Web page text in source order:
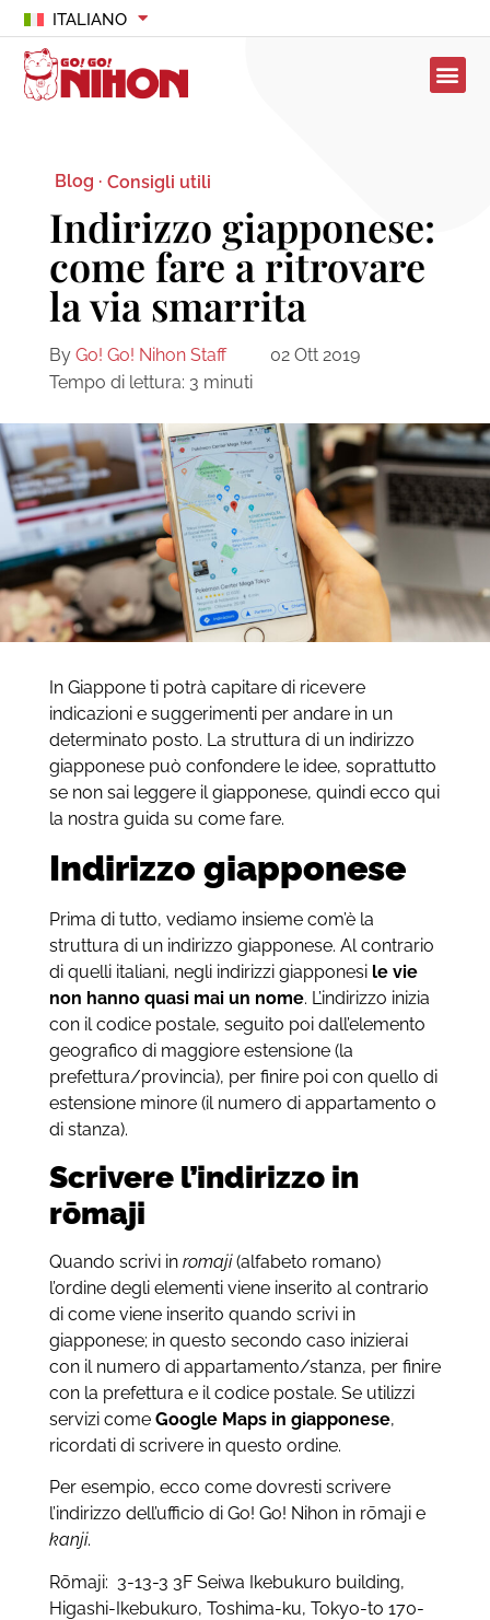
ITALIANO
Blog · Consigli utili
Indirizzo giapponese:
come fare a ritrovare
la via smarrita
By Go! Go! Nihon Staff
02 Ott 2019
Tempo di lettura: 3 minuti
In Giappone ti potrà capitare di ricevere
indicazioni e suggerimenti per andare in un
determinato posto. La struttura di un indirizzo
giapponese può confondere le idee, soprattutto
se non sai leggere il giapponese, quindi ecco qui
la nostra guida su come fare.
Indirizzo giapponese
Prima di tutto, vediamo insieme com’è la
struttura di un indirizzo giapponese. Al contrario
di quelli italiani, negli indirizzi giapponesi le vie
non hanno quasi mai un nome. L’indirizzo inizia
con il codice postale, seguito poi dall’elemento
geografico di maggiore estensione (la
prefettura/provincia), per finire poi con quello di
estensione minore (il numero di appartamento o
di stanza).
Scrivere l’indirizzo in
rōmaji
Quando scrivi in romaji(alfabeto romano)
l’ordine degli elementi viene inserito al contrario
di come viene inserito quando scrivi in
giapponese; in questo secondo caso inizierai
con il numero di appartamento/stanza, per finire
con la prefettura e il codice postale. Se utilizzi
servizi come Google Maps in giapponese,
ricordati di scrivere in questo ordine.
Per esempio, ecco come dovresti scrivere
l’indirizzo dell’ufficio di Go! Go! Nihon in rōmaji e
kanji.
Rōmaji: 3-13-3 3F Seiwa Ikebukuro building,
Higashi-Ikebukuro, Toshima-ku, Tokyo-to 170-